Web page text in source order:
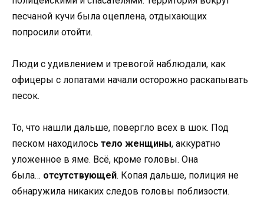
песчаной кучи была оцеплена, отдыхающих
попросили отойти.
Люди с удивлением и тревогой наблюдали, как
офицеры с лопатами начали осторожно раскапывать
песок.
То, что нашли дальше, повергло всех в шок. Под
песком находилось тело женщины, аккуратно
уложенное в яме. Всё, кроме головы. Она
была… отсутствующей. Копая дальше, полиция не
обнаружила никаких следов головы поблизости.